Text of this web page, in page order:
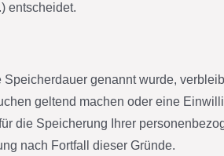
entscheidet.
genannt wurde,
geltend machen oder eine
die Speicherung Ihrer
nach Fortfall dieser Gründe.